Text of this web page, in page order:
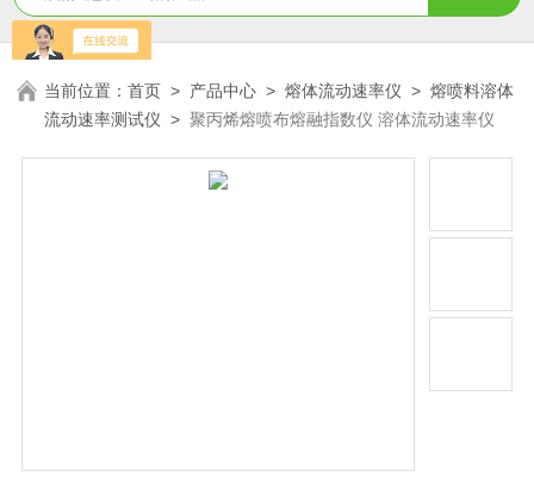
当前位置：首页 > 产品中心 >熔体流动速率仪 >熔喷料溶体
流动速率测试仪 >聚丙烯熔喷布熔融指数仪 溶体流动速率仪